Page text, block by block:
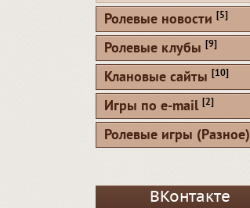
Ролевые новости [5]
Ролевые клубы [9]
Клановые сайты [10]
Игры по e-mail [2]
Ролевые игры (Разное)
ВКонтакте